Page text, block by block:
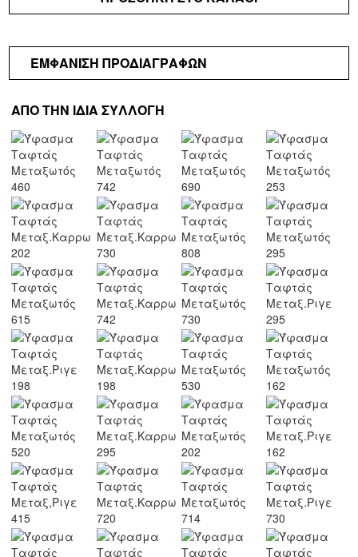
ΕΜΦΑΝΙΣΗ ΠΡΟΔΙΑΓΡΑΦΩΝ
ΑΠΟ ΤΗΝ ΙΔΙΑ ΣΥΛΛΟΓΗ
Ξενοδοχεία
Σκάφη
ΟΙΚΟΙ
ESHOP
ΚΟΥΡΤΙΝΕΣ
ΥΦΑΣΜΑΤΑ
ΕΠΙΠΛΩΣΕΩΝ
ΤΑΠΕΤΣΑΡΙΕΣ
ΠΑΙΔΙΚΟ
ΔΩΜΑΤΙΟ
ΔΙΑΚΟΣΜΗΤΙΚΑ
ΥΦΑΣΜΑΤΑ
ΕΠΑΓΓΕΛΜΑΤΙΚΗΣ
ΧΡΗΣΗ
ΠΡΟΣΦΟΡΕΣ
VINTAGE
ΒΡΕΣ
ΥΦΑΣΜΑ
ΣΟΥ
ΕΠΙΚΟΙΝΩΝΙΑ